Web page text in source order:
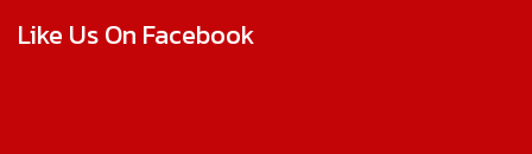
Like Us On Facebook